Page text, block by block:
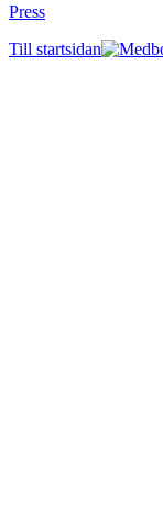
Press
Till startsidan